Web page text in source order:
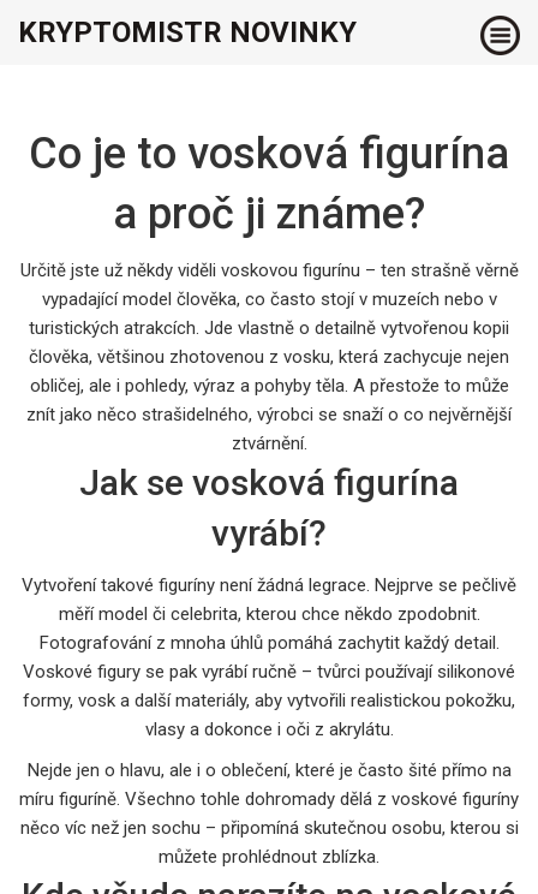
KRYPTOMISTR NOVINKY
Co je to vosková figurína
a proč ji známe?
Určitě jste už někdy viděli voskovou figurínu – ten strašně věrně
vypadající model člověka, co často stojí v muzeích nebo v
turistických atrakcích. Jde vlastně o detailně vytvořenou kopii
člověka, většinou zhotovenou z vosku, která zachycuje nejen
obličej, ale i pohledy, výraz a pohyby těla. A přestože to může
znít jako něco strašidelného, výrobci se snaží o co nejvěrnější
ztvárnění.
Jak se vosková figurína
vyrábí?
Vytvoření takové figuríny není žádná legrace. Nejprve se pečlivě
měří model či celebrita, kterou chce někdo zpodobnit.
Fotografování z mnoha úhlů pomáhá zachytit každý detail.
Voskové figury se pak vyrábí ručně – tvůrci používají silikonové
formy, vosk a další materiály, aby vytvořili realistickou pokožku,
vlasy a dokonce i oči z akrylátu.
Nejde jen o hlavu, ale i o oblečení, které je často šité přímo na
míru figuríně. Všechno tohle dohromady dělá z voskové figuríny
něco víc než jen sochu – připomíná skutečnou osobu, kterou si
můžete prohlédnout zblízka.